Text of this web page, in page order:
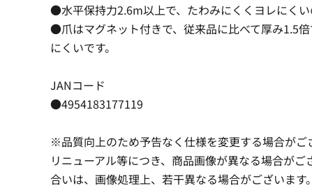
●水平保持力2.6m以上で、たわみにくくヨレにくい
●爪はマグネット付きで、従来品に比べて厚み1.5
にくいです。
JANコード
●4954183177119
※品質向上のため予告なく仕様を変更する場合がご
リニューアル等につき、商品画像が異なる場合がご
合いは、画像処理上、若干異なる場合がございます。